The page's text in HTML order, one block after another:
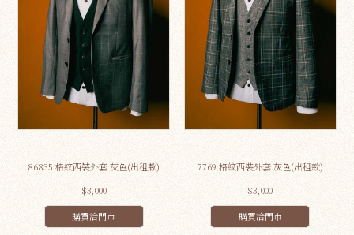
86835 格紋西裝外套 灰色(出租款)
$3,000
購買洽門市
7769 格紋西裝外套 灰色(出租款)
$3,000
購買洽門市